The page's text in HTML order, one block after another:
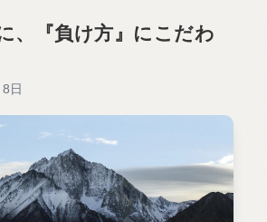
、『負け方』にこだわ
日